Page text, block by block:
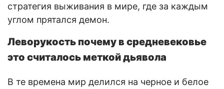
стратегия выживания в мире, где за каждым
углом прятался демон.
Леворукость почему в средневековье
это считалось меткой дьявола
В те времена мир делился на черное и белое